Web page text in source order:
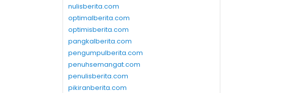
nulisberita.com
optimalberita.com
optimisberita.com
pangkalberita.com
pengumpulberita.com
penuhsemangat.com
penulisberita.com
pikiranberita.com